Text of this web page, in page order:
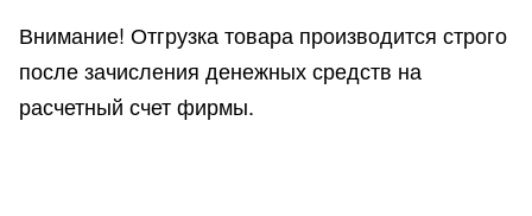
Внимание! Отгрузка товара производится строго
после зачисления денежных средств на
расчетный счет фирмы.